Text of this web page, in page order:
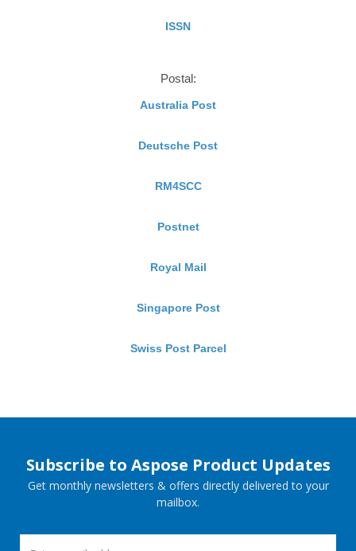
ISSN
Postal:
Australia Post
Deutsche Post
RM4SCC
Postnet
Royal Mail
Singapore Post
Swiss Post Parcel
Subscribe to Aspose Product Updates
Get monthly newsletters & offers directly delivered to your
mailbox.